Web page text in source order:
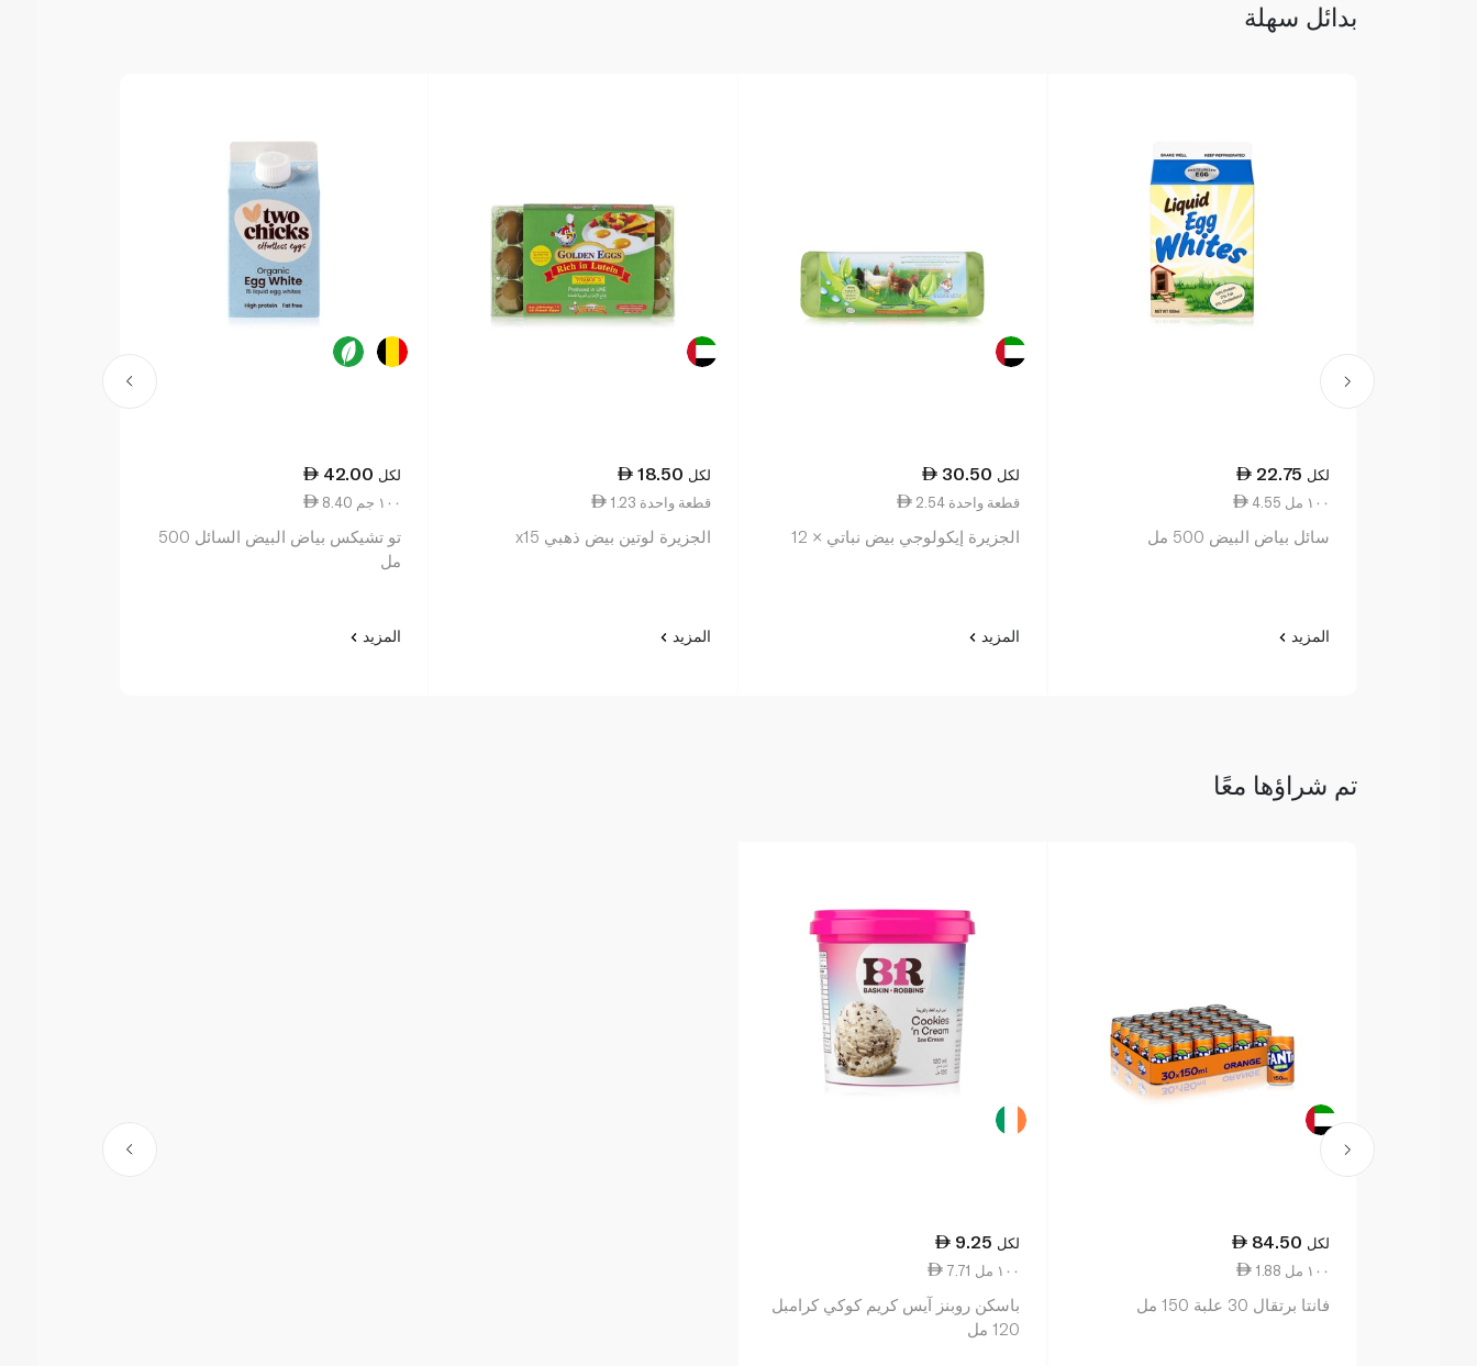
بدائل سهلة
22.75 لكل
4.55 ١٠٠ مل
سائل بياض البيض 500 مل
المزيد
30.50 لكل
2.54 قطعة واحدة
الجزيرة إيكولوجي بيض نباتي × 12
المزيد
18.50 لكل
1.23 قطعة واحدة
الجزيرة لوتين بيض ذهبي x15
المزيد
42.00 لكل
8.40 ١٠٠ جم
تو تشيكس بياض البيض السائل 500
مل
المزيد
تم شراؤها معًا
84.50 لكل
1.88 ١٠٠ مل
فانتا برتقال 30 علبة 150 مل
9.25 لكل
7.71 ١٠٠ مل
باسكن روبنز آيس كريم كوكي كرامبل
120 مل